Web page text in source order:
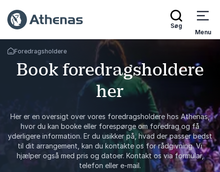
Søg
Menu
Tilbage til forsiden
Foredragsholdere
Book foredragsholdere
her
Her er en oversigt over vores foredragsholdere hos Athenas,
hvor du kan booke eller forespørge om foredrag og få
yderligere information. Er du usikker på, hvad der passer bedst
til dit arrangement, kan du kontakte os for rådgivning. Vi
hjælper også med pris og datoer. Kontakt os via formular,
telefon eller e-mail.